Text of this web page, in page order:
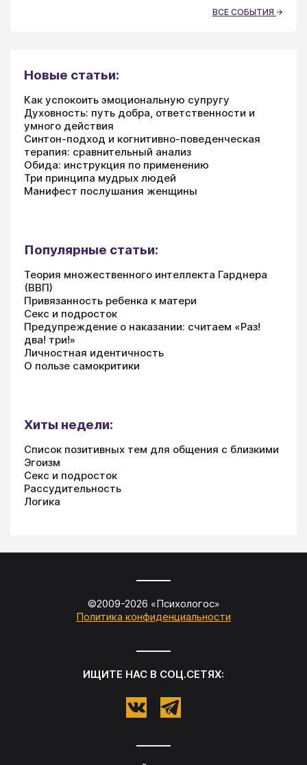
ВСЕ СОБЫТИЯ
Новые статьи:
Как успокоить эмоциональную супругу
Духовность: путь добра, ответственности и
умного действия
Синтон-подход и когнитивно-поведенческая
терапия: сравнительный анализ
Обида: инструкция по применению
Три принципа мудрых людей
Манифест послушания женщины
Популярные статьи:
Теория множественного интеллекта Гарднера
(ВВП)
Привязанность ребенка к матери
Секс и подросток
Предупреждение о наказании: считаем «Раз!
два! три!»
Личностная идентичность
О пользе самокритики
Хиты недели:
Список позитивных тем для общения с близкими
Эгоизм
Секс и подросток
Рассудительность
Логика
©2009-2026 «Психологос»
Политика конфиденциальности
ИЩИТЕ НАС В СОЦ.СЕТЯХ: